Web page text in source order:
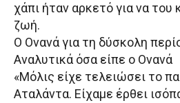
χάπι ήταν αρκετό για να του
ζωή.
Ο Ονανά για τη δύσκολη
Αναλυτικά όσα είπε ο Ονανά
«Μόλις είχε τελειώσει το
Αταλάντα. Είχαμε έρθει